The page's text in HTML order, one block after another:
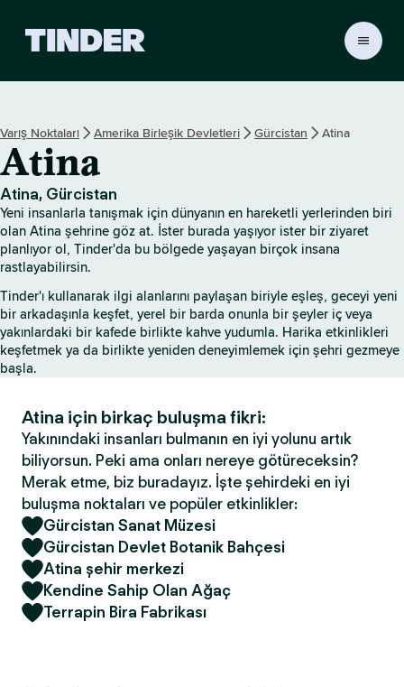
r
S
a
y
Varış Noktaları Amerika Birleşik Devletleri Gürcistan Atina
Atina
Atina, Gürcistan
Yeni insanlarla tanışmak için dünyanın en hareketli yerlerinden biri
olan Atina şehrine göz at. İster burada yaşıyor ister bir ziyaret
planlıyor ol, Tinder'da bu bölgede yaşayan birçok insana
rastlayabilirsin.
Tinder'ı kullanarak ilgi alanlarını paylaşan biriyle eşleş, geceyi yeni
bir arkadaşınla keşfet, yerel bir barda onunla bir şeyler iç veya
yakınlardaki bir kafede birlikte kahve yudumla. Harika etkinlikleri
keşfetmek ya da birlikte yeniden deneyimlemek için şehri gezmeye
başla.
Atina için birkaç buluşma fikri:
Yakınındaki insanları bulmanın en iyi yolunu artık
biliyorsun. Peki ama onları nereye götüreceksin?
Merak etme, biz buradayız. İşte şehirdeki en iyi
buluşma noktaları ve popüler etkinlikler:
Gürcistan Sanat Müzesi
Gürcistan Devlet Botanik Bahçesi
Atina şehir merkezi
Kendine Sahip Olan Ağaç
Terrapin Bira Fabrikası